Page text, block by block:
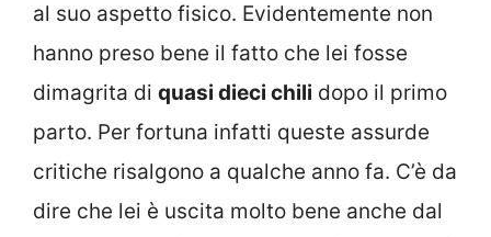
al suo aspetto fisico. Evidentemente non
hanno preso bene il fatto che lei fosse
dimagrita di quasi dieci chili dopo il primo
parto. Per fortuna infatti queste assurde
critiche risalgono a qualche anno fa. C’è da
dire che lei è uscita molto bene anche dal